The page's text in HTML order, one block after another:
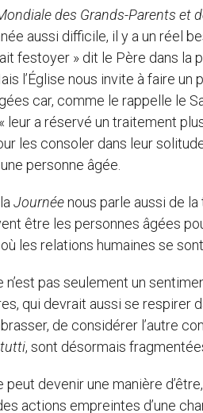
des Grands-Parents et
aussi difficile, il y a un réel
festoyer » dit le Père dans la
l’Église nous invite à faire
car, comme le rappelle le
leur a réservé un traitement
les consoler dans leur
personne âgée.
Journéenous parle aussi de
être les personnes âgées
les relations humaines se
n’est pas seulement un
qui devrait aussi se respirer
de considérer l’autre
, sont désormais
peut devenir une manière
actions empreintes d’une